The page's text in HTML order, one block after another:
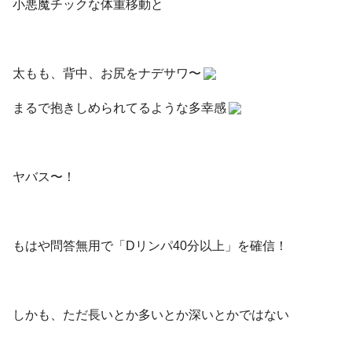
小悪魔チックな体重移動と
太もも、背中、お尻をナデサワ〜
まるで抱きしめられてるような多幸感
ヤバス〜！
もはや問答無用で「Dリンパ40分以上」を確信！
しかも、ただ長いとか多いとか深いとかではない